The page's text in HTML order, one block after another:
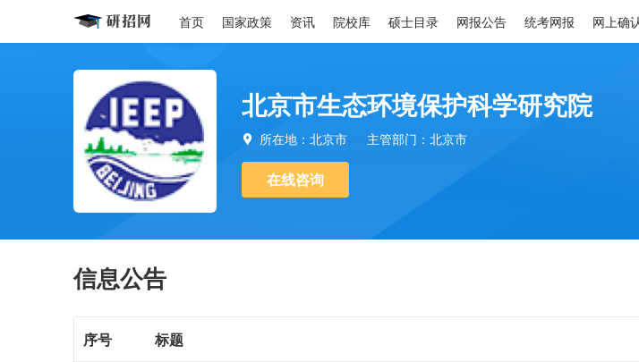
首页 国家政策 资讯 院校库 硕士目录 网报公告 统考网报 网上确
北京市生态环境保护科学研究院
 所在地：北京市 主管部门：北京市
在线咨询
信息公告
序号 标题